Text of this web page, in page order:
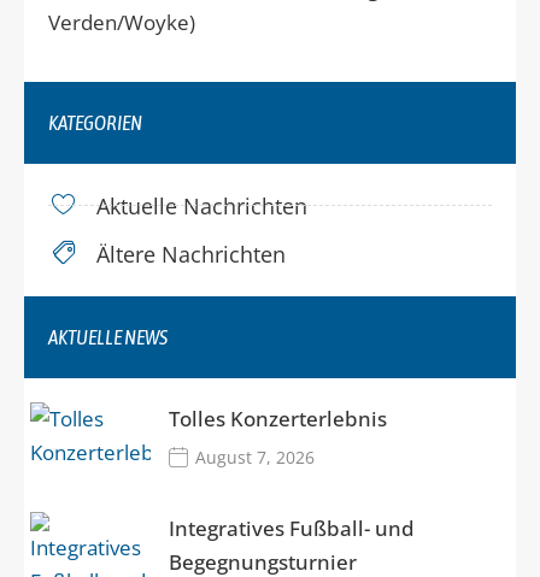
Verden/Woyke)
KATEGORIEN
Aktuelle Nachrichten
Ältere Nachrichten
AKTUELLE NEWS
Tolles Konzerterlebnis
August 7, 2026
Integratives Fußball- und
Begegnungsturnier